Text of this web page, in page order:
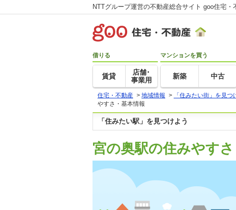
NTTグループ運営の不動産総合サイト goo住宅・
借りる
賃貸
店舗･
事業用
マンションを買う
新築 中古
住宅・不動産 > 地域情報 > 「住みたい街」を見つ
やすさ・基本情報
「住みたい駅」を見つけよう
宮の奥駅の住みやす